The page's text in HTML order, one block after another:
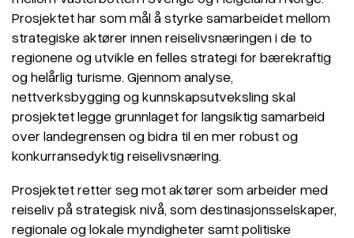
Prosjektet har som mål å styrke samarbeidet mellom
strategiske aktører innen reiselivsnæringen i de to
regionene og utvikle en felles strategi for bærekraftig
og helårlig turisme. Gjennom analyse,
nettverksbygging og kunnskapsutveksling skal
prosjektet legge grunnlaget for langsiktig samarbeid
over landegrensen og bidra til en mer robust og
konkurransedyktig reiselivsnæring.
Prosjektet retter seg mot aktører som arbeider med
reiseliv på strategisk nivå, som destinasjonsselskaper,
regionale og lokale myndigheter samt politiske